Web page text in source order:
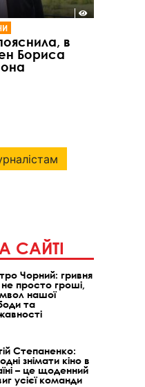
в
Бориса
САЙТІ
Чорний: гривня
просто гроші,
нашої
та
Степаненко:
знімати кіно в
– це щоденний
усієї команди